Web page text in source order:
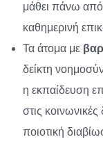
μάθει πάνω
καθημερινή
Τα άτομα με
δείκτη
η εκπαίδευση
στις
ποιοτική